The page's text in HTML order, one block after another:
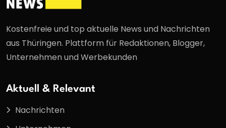
Kostenfreie und top aktuelle News und Nachrichten
aus Thüringen. Plattform für Redaktionen, Blogger,
Unternehmen und Werbekunden
Aktuell & Relevant
Nachrichten